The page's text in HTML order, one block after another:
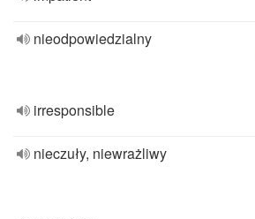
nieodpowiedzialny
irresponsible
nieczuły, niewrażliwy